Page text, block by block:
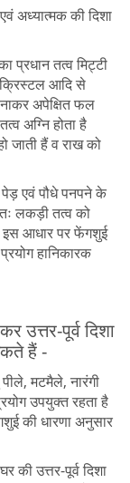
एवं अध्यात्मक की दिशा
प्रधान तत्व मिट्टी
क्रिस्टल आदि से
अपेक्षित फल
अग्नि होता है
जाती हैं व राख को
पेड़ एवं पौधे पनपने के
लकड़ी तत्व को
इस आधार पर फेंगशुई
हानिकारक
उत्तर-पूर्व दिशा
हैं -
पीले, मटमैले, नारंगी
उपयुक्त रहता है
की धारणा अनुसार
की उत्तर-पूर्व दिशा